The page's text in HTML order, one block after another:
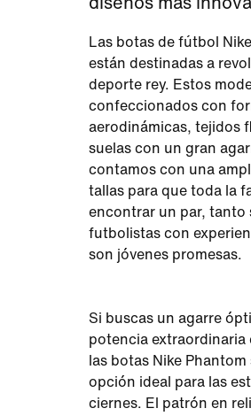
Las botas de fútbol
están destinadas a
deporte rey. Estos
confeccionados con
aerodinámicas, tejidos
suelas con un gran
contamos con una
tallas para que toda la
encontrar un par, tanto
futbolistas con
son jóvenes promesas.
Si buscas un agarre
potencia extraordinaria
las botas Nike
opción ideal para las
ciernes. El patrón en